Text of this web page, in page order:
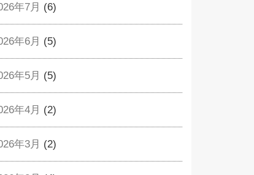
年7月 (6)
年6月 (5)
年5月 (5)
年4月 (2)
年3月 (2)